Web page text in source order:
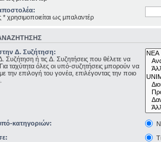
χρησιμοποιείται ως μπαλαντέρ
Δ. Συζήτηση:
Συζήτηση ή τις Δ. Συζητήσεις που θέλετε να
ταχύτητα όλες οι υπό-συζητήσεις μπορούν να
την επιλογή του γονέα, επιλέγοντας την ποιο
κατηγοριών: